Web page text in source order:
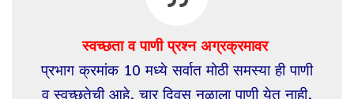
स्वच्छता व पाणी प्रश्न अग्रक्रमावर
प्रभाग क्रमांक 10 मध्ये सर्वात मोठी समस्या ही पाणी
व स्वच्छतेची आहे. चार दिवस नळाला पाणी येत नाही.